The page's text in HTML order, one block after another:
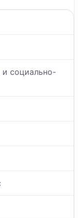
социально-